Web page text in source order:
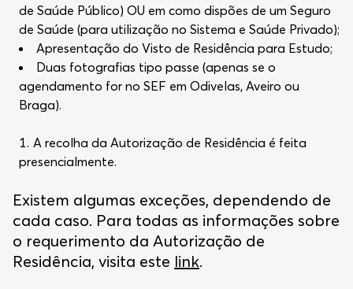
de Saúde Público) OU em como dispões de um Seguro
de Saúde (para utilização no Sistema e Saúde Privado);
Apresentação do Visto de Residência para Estudo;
Duas fotografias tipo passe (apenas se o
agendamento for no SEF em Odivelas, Aveiro ou
Braga).
A recolha da Autorização de Residência é feita
presencialmente.
Existem algumas exceções, dependendo de
cada caso. Para todas as informações sobre
o requerimento da Autorização de
Residência, visita este link.